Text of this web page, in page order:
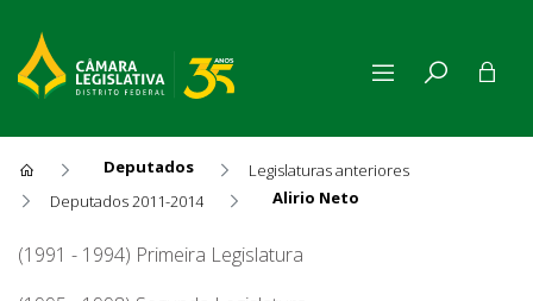
Deputados
Legislaturas anteriores
Deputados 2011-2014
Alirio Neto
Alirio Neto
(1991 - 1994) Primeira Legislatura